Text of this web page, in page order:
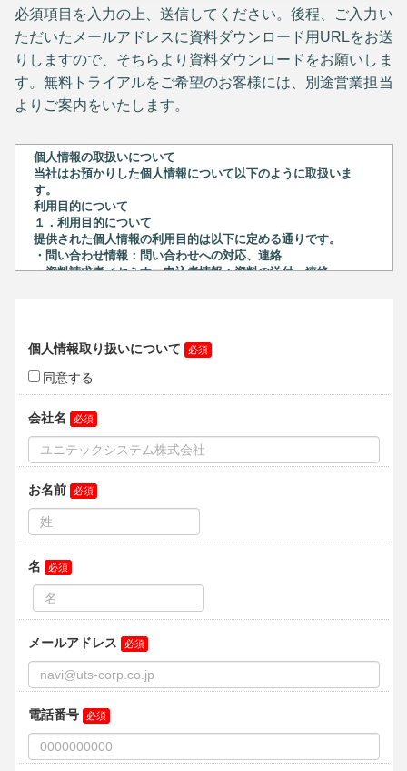
必須項目を入力の上、送信してください。後程、ご入力い
ただいたメールアドレスに資料ダウンロード用URLをお送
りしますので、そちらより資料ダウンロードをお願いしま
す。無料トライアルをご希望のお客様には、別途営業担当
よりご案内をいたします。
個人情報の取扱いについて
当社はお預かりした個人情報について以下のように取扱いま
す。
利用目的について
１．利用目的について
提供された個人情報の利用目的は以下に定める通りです。
・問い合わせ情報：問い合わせへの対応、連絡
・資料請求者／セミナー申込者情報：資料の送付、連絡
２．個人情報保護管理者について
当社の個人情報保護管理者は以下の通りです。
ユニテックシステム株式会社
住所：〒101-0032 東京都千代田区岩本町3-7-15 VORT秋葉原
Ⅶ 11階
電話番号：03-3837-5467
３.委託について
上記１項の利用目的を果たすために外部委託をする場合があり
４．個人情報を提供することの任意性について
当社に個人情報をお預かりすることは任意です。ただし、お預
できない場合があります。
５．個人情報に関する開示等について
当社が保有する開示対象個人情報の取扱いに関する開示等（利
用目的の通知、開示、内容の訂正・追加又は削除、利用の停
示の申し出は上記２項の個人情報保護管理者までご連絡下さ
い。開示等の請求手続きについて説明をさせていただきます。
なお、利用目的の通知、及び個人情報の開示に関わる手数料
６．個人情報を保存する場合の注意点
当社ではお客様が承認をした場合のみ、お客様のWebブラウザ
に特定の情報が保存されます。
お客様の携帯端末またはコンピューターにおける個人情報保護